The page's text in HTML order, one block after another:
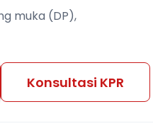
muka (DP),
Konsultasi KPR